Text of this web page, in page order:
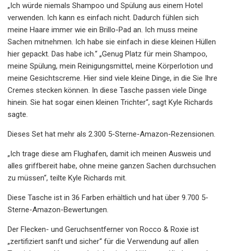
„Ich würde niemals Shampoo und Spülung aus einem Hotel
verwenden. Ich kann es einfach nicht. Dadurch fühlen sich
meine Haare immer wie ein Brillo-Pad an. Ich muss meine
Sachen mitnehmen. Ich habe sie einfach in diese kleinen Hüllen
hier gepackt. Das habe ich.“ „Genug Platz für mein Shampoo,
meine Spülung, mein Reinigungsmittel, meine Körperlotion und
meine Gesichtscreme. Hier sind viele kleine Dinge, in die Sie Ihre
Cremes stecken können. In diese Tasche passen viele Dinge
hinein. Sie hat sogar einen kleinen Trichter“, sagt Kyle Richards
sagte.
Dieses Set hat mehr als 2.300 5-Sterne-Amazon-Rezensionen.
„Ich trage diese am Flughafen, damit ich meinen Ausweis und
alles griffbereit habe, ohne meine ganzen Sachen durchsuchen
zu müssen“, teilte Kyle Richards mit.
Diese Tasche ist in 36 Farben erhältlich und hat über 9.700 5-
Sterne-Amazon-Bewertungen.
Der Flecken- und Geruchsentferner von Rocco & Roxie ist
„zertifiziert sanft und sicher“ für die Verwendung auf allen